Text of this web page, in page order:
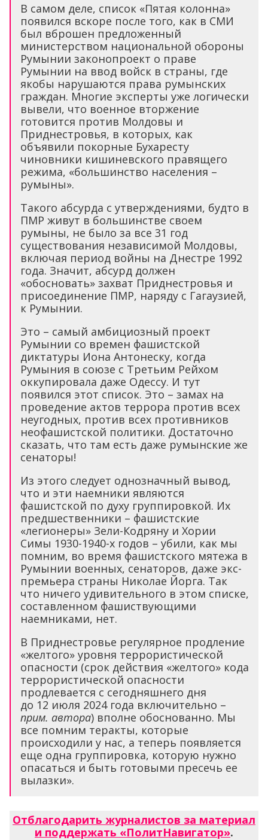
В самом деле, список «Пятая колонна»
появился вскоре после того, как в СМИ
был вброшен предложенный
министерством национальной обороны
Румынии законопроект о праве
Румынии на ввод войск в страны, где
якобы нарушаются права румынских
граждан. Многие эксперты уже логически
вывели, что военное вторжение
готовится против Молдовы и
Приднестровья, в которых, как
объявили покорные Бухаресту
чиновники кишиневского правящего
режима, «большинство населения –
румыны».
Такого абсурда с утверждениями, будто в
ПМР живут в большинстве своем
румыны, не было за все 31 год
существования независимой Молдовы,
включая период войны на Днестре 1992
года. Значит, абсурд должен
«обосновать» захват Приднестровья и
присоединение ПМР, наряду с Гагаузией,
к Румынии.
Это – самый амбициозный проект
Румынии со времен фашистской
диктатуры Иона Антонеску, когда
Румыния в союзе с Третьим Рейхом
оккупировала даже Одессу. И тут
появился этот список. Это – замах на
проведение актов террора против всех
неугодных, против всех противников
неофашистской политики. Достаточно
сказать, что там есть даже румынские же
сенаторы!
Из этого следует однозначный вывод,
что и эти наемники являются
фашистской по духу группировкой. Их
предшественники – фашистские
«легионеры» Зели-Кодряну и Хории
Симы 1930-1940-х годов – убили, как мы
помним, во время фашистского мятежа в
Румынии военных, сенаторов, даже экс-
премьера страны Николае Йорга. Так
что ничего удивительного в этом списке,
составленном фашиствующими
наемниками, нет.
В Приднестровье регулярное продление
«желтого» уровня террористической
опасности (срок действия «желтого» кода
террористической опасности
продлевается с сегодняшнего дня
до 12 июля 2024 года включительно –
прим. автора) вполне обоснованно. Мы
все помним теракты, которые
происходили у нас, а теперь появляется
еще одна группировка, которую нужно
опасаться и быть готовыми пресечь ее
вылазки».
Отблагодарить журналистов за материал
и поддержать «ПолитНавигатор».